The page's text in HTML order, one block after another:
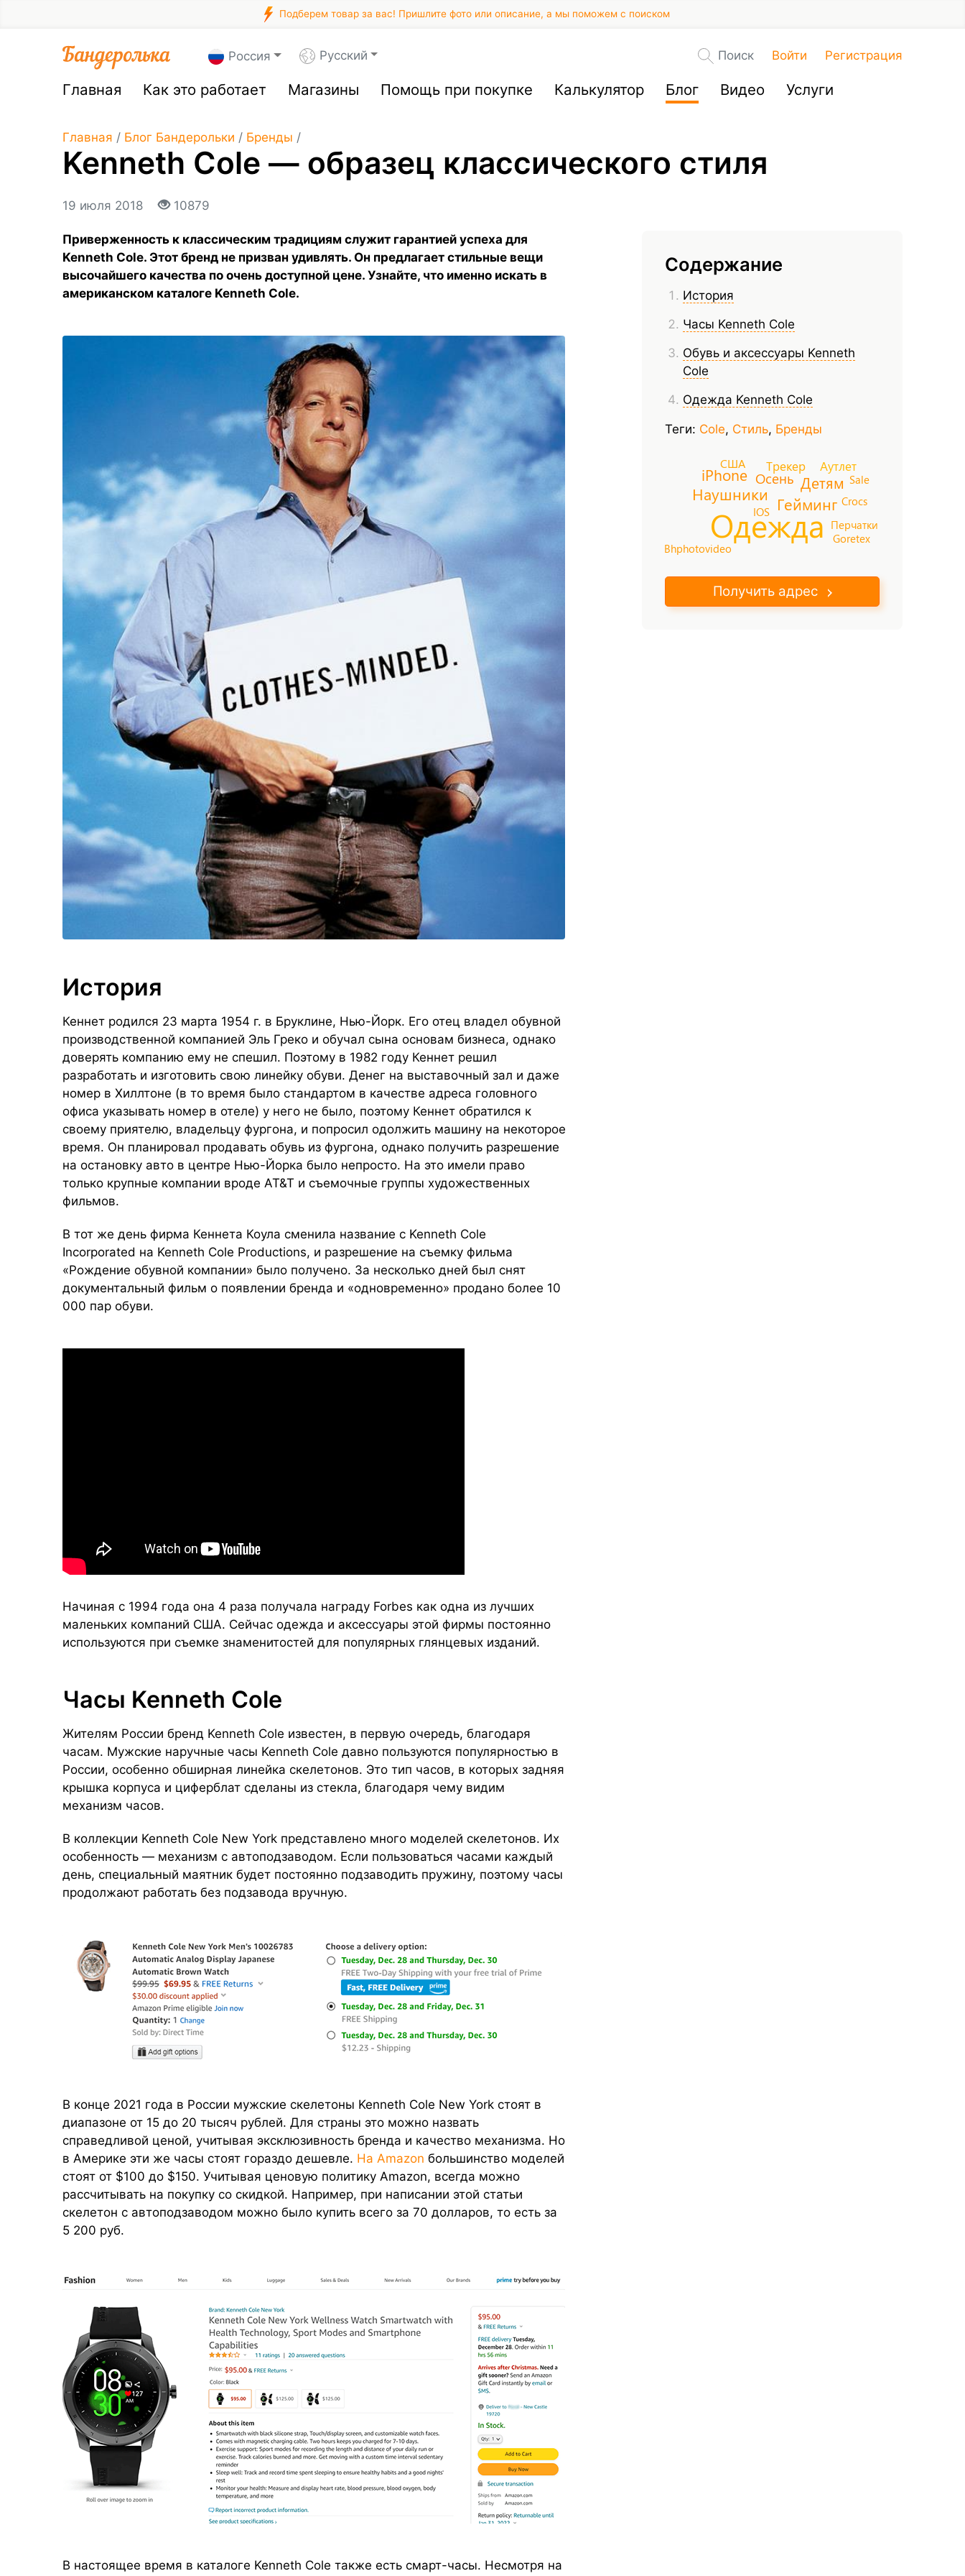
Подберем товар за вас! Пришлите фото или описание, а мы поможем с поиском
Россия Русский Поиск Войти Регистрация
Главная Как это работает Магазины Помощь при покупке Калькулятор Блог Видео Услуги
Главная / Блог Бандерольки / Бренды /
Kenneth Cole — образец классического стиля
19 июля 2018 10879
Содержание
История
Часы Kenneth Cole
Обувь и аксессуары Kenneth
Cole
Одежда Kenneth Cole
Теги: Cole, Стиль, Бренды
Одежда
Гейминг
Наушники
Детям
iPhone Осень
Аутлет
Трекер
США
Перчатки
Goretex
IOS
Crocs
Sale
Bhphotovideo
Получить адрес
Приверженность к классическим традициям служит гарантией успеха для
Kenneth Cole. Этот бренд не призван удивлять. Он предлагает стильные вещи
высочайшего качества по очень доступной цене. Узнайте, что именно искать в
американском каталоге Kenneth Cole.
История
Кеннет родился 23 марта 1954 г. в Бруклине, Нью-Йорк. Его отец владел обувной
производственной компанией Эль Греко и обучал сына основам бизнеса, однако
доверять компанию ему не спешил. Поэтому в 1982 году Кеннет решил
разработать и изготовить свою линейку обуви. Денег на выставочный зал и даже
номер в Хиллтоне (в то время было стандартом в качестве адреса головного
офиса указывать номер в отеле) у него не было, поэтому Кеннет обратился к
своему приятелю, владельцу фургона, и попросил одолжить машину на некоторое
время. Он планировал продавать обувь из фургона, однако получить разрешение
на остановку авто в центре Нью-Йорка было непросто. На это имели право
только крупные компании вроде AT&T и съемочные группы художественных
фильмов.
В тот же день фирма Кеннета Коула сменила название с Kenneth Cole
Incorporated на Kenneth Cole Productions, и разрешение на съемку фильма
«Рождение обувной компании» было получено. За несколько дней был снят
документальный фильм о появлении бренда и «одновременно» продано более 10
000 пар обуви.
Начиная с 1994 года она 4 раза получала награду Forbes как одна из лучших
маленьких компаний США. Сейчас одежда и аксессуары этой фирмы постоянно
используются при съемке знаменитостей для популярных глянцевых изданий.
Часы Kenneth Cole
Жителям России бренд Kenneth Cole известен, в первую очередь, благодаря
часам. Мужские наручные часы Kenneth Cole давно пользуются популярностью в
России, особенно обширная линейка скелетонов. Это тип часов, в которых задняя
крышка корпуса и циферблат сделаны из стекла, благодаря чему видим
механизм часов.
В коллекции Kenneth Cole New York представлено много моделей скелетонов. Их
особенность — механизм с автоподзаводом. Если пользоваться часами каждый
день, специальный маятник будет постоянно подзаводить пружину, поэтому часы
продолжают работать без подзавода вручную.
В конце 2021 года в России мужские скелетоны Kenneth Cole New York стоят в
диапазоне от 15 до 20 тысяч рублей. Для страны это можно назвать
справедливой ценой, учитывая эксклюзивность бренда и качество механизма. Но
в Америке эти же часы стоят гораздо дешевле. На Amazon большинство моделей
стоят от $100 до $150. Учитывая ценовую политику Amazon, всегда можно
рассчитывать на покупку со скидкой. Например, при написании этой статьи
скелетон с автоподзаводом можно было купить всего за 70 долларов, то есть за
5 200 руб.
В настоящее время в каталоге Kenneth Cole также есть смарт-часы. Несмотря на